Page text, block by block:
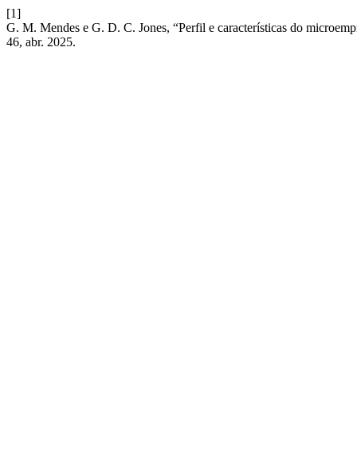
[1]
G. M. Mendes e G. D. C. Jones, “Perfil e características do
46, abr. 2025.